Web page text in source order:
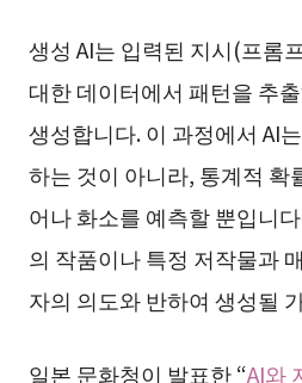
생성 AI는 입력된 지시(프롬
대한 데이터에서 패턴을 추
생성합니다. 이 과정에서 AI
하는 것이 아니라, 통계적 확
어나 화소를 예측할 뿐입니
의 작품이나 특정 저작물과
자의 의도와 반하여 생성될
일본 문화청이 발표한 “AI와